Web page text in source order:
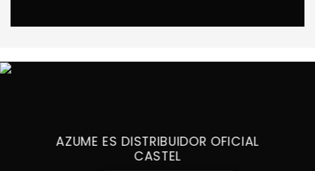
AZUME ES DISTRIBUIDOR OFICIAL
CASTEL